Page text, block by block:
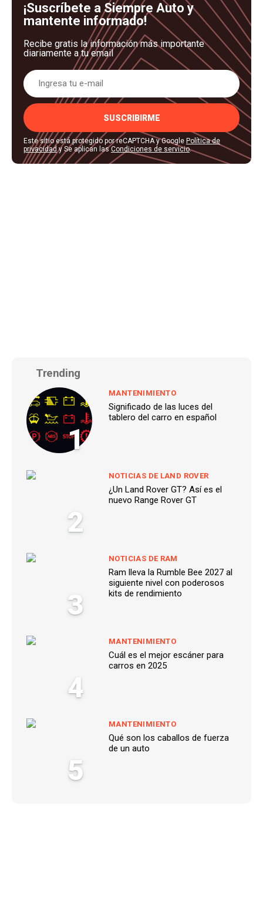
¡Suscríbete a Siempre Auto y
mantente informado!
Recibe gratis la información más importante
diariamente a tu email
SUSCRIBIRME
Este sitio está protegido por reCAPTCHA y Google Política de
privacidady Se aplican lasCondiciones de servicio.
Trending
1
MANTENIMIENTO
Significado de las luces del
tablero del carro en español
2
NOTICIAS DE LAND ROVER
¿Un Land Rover GT? Así es el
nuevo Range Rover GT
3
NOTICIAS DE RAM
Ram lleva la Rumble Bee 2027 al
siguiente nivel con poderosos
kits de rendimiento
4
MANTENIMIENTO
Cuál es el mejor escáner para
carros en 2025
5
MANTENIMIENTO
Qué son los caballos de fuerza
de un auto